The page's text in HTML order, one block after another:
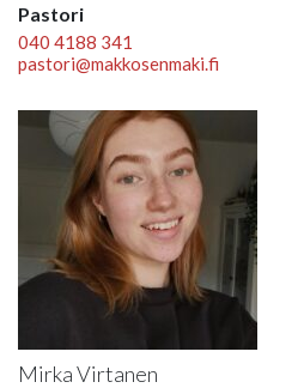
Pastori
040 4188 341
pastori@makkosenmaki.fi
Mirka Virtanen